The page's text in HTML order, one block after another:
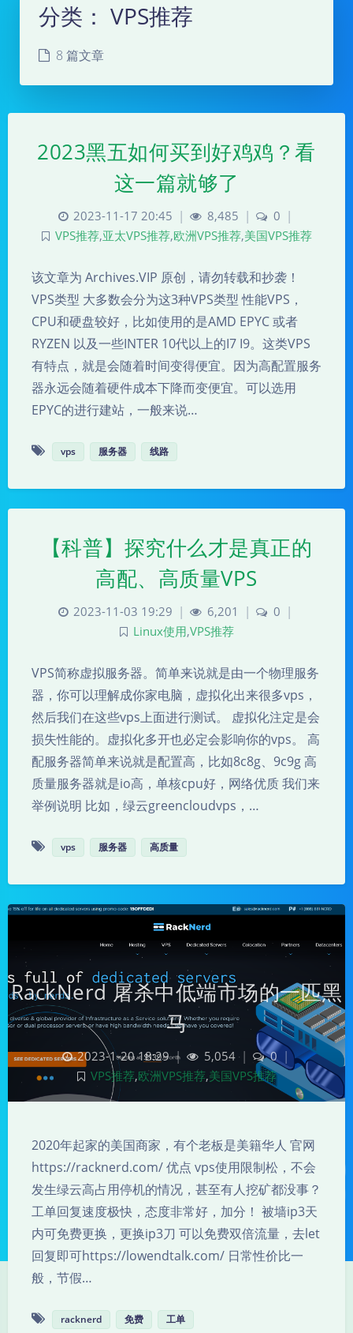
分类： VPS推荐
8 篇文章
2023黑五如何买到好鸡鸡？看
这一篇就够了
2023-11-17 20:45 8,485 0
VPS推荐,亚太VPS推荐,欧洲VPS推荐,美国VPS推荐
该文章为 Archives.VIP 原创，请勿转载和抄袭！
VPS类型 大多数会分为这3种VPS类型 性能VPS，
CPU和硬盘较好，比如使用的是AMD EPYC 或者
RYZEN 以及一些INTER 10代以上的I7 I9。这类VPS
有特点，就是会随着时间变得便宜。因为高配置服务
器永远会随着硬件成本下降而变便宜。可以选用
EPYC的进行建站，一般来说…
vps 服务器 线路
【科普】探究什么才是真正的
高配、高质量VPS
2023-11-03 19:29 6,201 0
Linux使用,VPS推荐
VPS简称虚拟服务器。简单来说就是由一个物理服务
器，你可以理解成你家电脑，虚拟化出来很多vps，
然后我们在这些vps上面进行测试。 虚拟化注定是会
损失性能的。虚拟化多开也必定会影响你的vps。 高
配服务器简单来说就是配置高，比如8c8g、9c9g 高
质量服务器就是io高，单核cpu好，网络优质 我们来
举例说明 比如，绿云greencloudvps，…
vps 服务器 高质量
RackNerd 屠杀中低端市场的一匹黑
马
2023-1-20 18:29 | 5,054 0
VPS推荐,欧洲VPS推荐,美国VPS推荐
2020年起家的美国商家，有个老板是美籍华人 官网
https://racknerd.com/ 优点 vps使用限制松，不会
发生绿云高占用停机的情况，甚至有人挖矿都没事？
工单回复速度极快，态度非常好，加分！ 被墙ip3天
内可免费更换，更换ip3刀 可以免费双倍流量，去let
回复即可https://lowendtalk.com/ 日常性价比一
般，节假…
racknerd 免费 工单